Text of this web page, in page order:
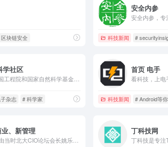
区块链安全
安全内参
科技新闻 #
，业务安全，安全管理，数据分析，安全资讯，安全招聘，漏洞
学社区
杂志 # 科学家
首页 电手
科技新闻 # Android等
、新管理
CIO时代成立于2003年，是由当时北大CIO论坛会长姚乐先生带领北大CIO论坛骨干创建，也是北大科技园当时在北大校内征集并孵化的机构。从2005年北大CIO班开班到2015年，CIO时代一直作为北大CIO班的唯一合作办学单位。CIO时代学院主要从事CIO培训和各种新技术应用专题培训。目前，CIO时代学院与国家信息中心、国家卫生健康委统计信息中心、国家国防科技工业局信息中心、国家烟草专卖局信息中心、最高人民检察院检察技术信息研究中心等合作有各行业CIO班和信息化领导干部培训班
丁科技网